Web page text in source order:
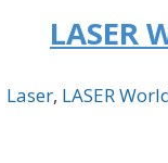
LASER
Laser, LASER